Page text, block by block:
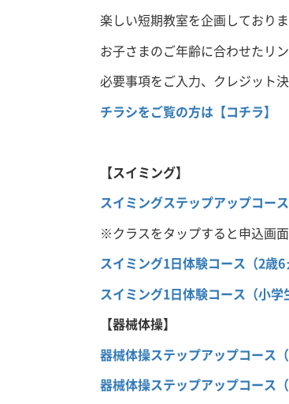
楽しい短期教室を企画しておりま
お子さまのご年齢に合わせたリン
必要事項をご入力、クレジット
チラシをご覧の方は【コチラ】
【スイミング】
スイミングステップアップコー
※クラスをタップすると申込画面
スイミング1日体験コース（2歳6
スイミング1日体験コース（小学
【器械体操】
器械体操ステップアップコース
器械体操ステップアップコース